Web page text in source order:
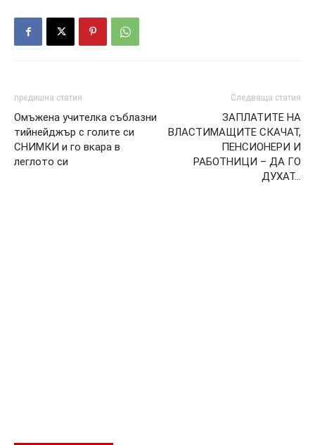
предишна статия
Омъжена учителка съблазни
тийнейджър с голите си
СНИМКИ и го вкара в
леглото си
Следваща статия
ЗАПЛАТИТЕ НА
ВЛАСТИМАЩИТЕ СКАЧАТ,
ПЕНСИОНЕРИ И
РАБОТНИЦИ – ДА ГО
ДУХАТ…